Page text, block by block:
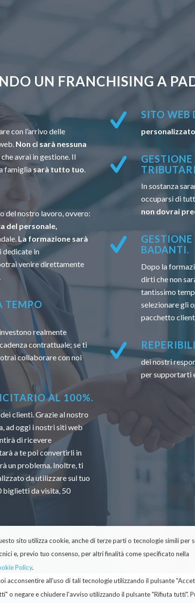
UN FRANCHISING A
con l’arrivo delle
Non ci sarà nessuna
avrai in gestione. Il
famigliasarà tutto tuo
del nostro lavoro, ovvero:
del personale,
La formazione sarà
dedicate in
venire direttamente
TEMPO
realmente
contrattuale; se ti
collaborare con noi
AL 100%.
clienti. Grazie al nostro
ad oggi i nostri siti web
di ricevere
a te poi convertirli in
un problema. Inoltre, ti
da utilizzare sul tuo
biglietti da visita, 50
SITO WEB
In sostanza
occuparsi di
non dovrai
BADANTI.
Dopo la
dirti che non
tantissimo
selezionare gli
pacchetto
dei nostri
per supportarti
sito utilizza cookie, anche di terze parti o tecnologie simili per
e, previo tuo consenso, per altri finalità come specificato nella
Policy.
acconsentire all'uso di tali tecnologie utilizzando il pulsante
o negare e chiudere l'avviso utilizzando il pulsante "Rifiuta tutti".